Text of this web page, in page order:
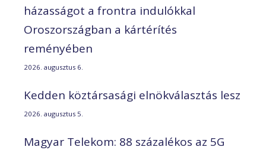
házasságot a frontra indulókkal
Oroszországban a kártérítés
reményében
2026. augusztus 6.
Kedden köztársasági elnökválasztás lesz
2026. augusztus 5.
Magyar Telekom: 88 százalékos az 5G